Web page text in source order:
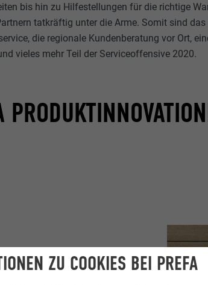
ZU COOKIES BEI PREFA
bis hin zu Hilfestellungen für die richtige
tatkräftig unter die Arme. Somit sind das
die regionale Kundenberatung vor Ort,
vieles mehr Teil der Serviceoffensive 2020.